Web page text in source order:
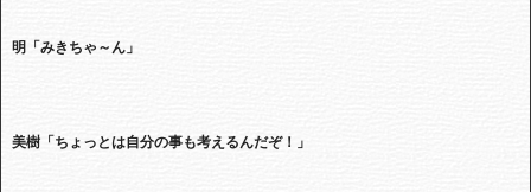
明「みきちゃ～ん」
美樹「ちょっとは自分の事も考えるんだぞ！」